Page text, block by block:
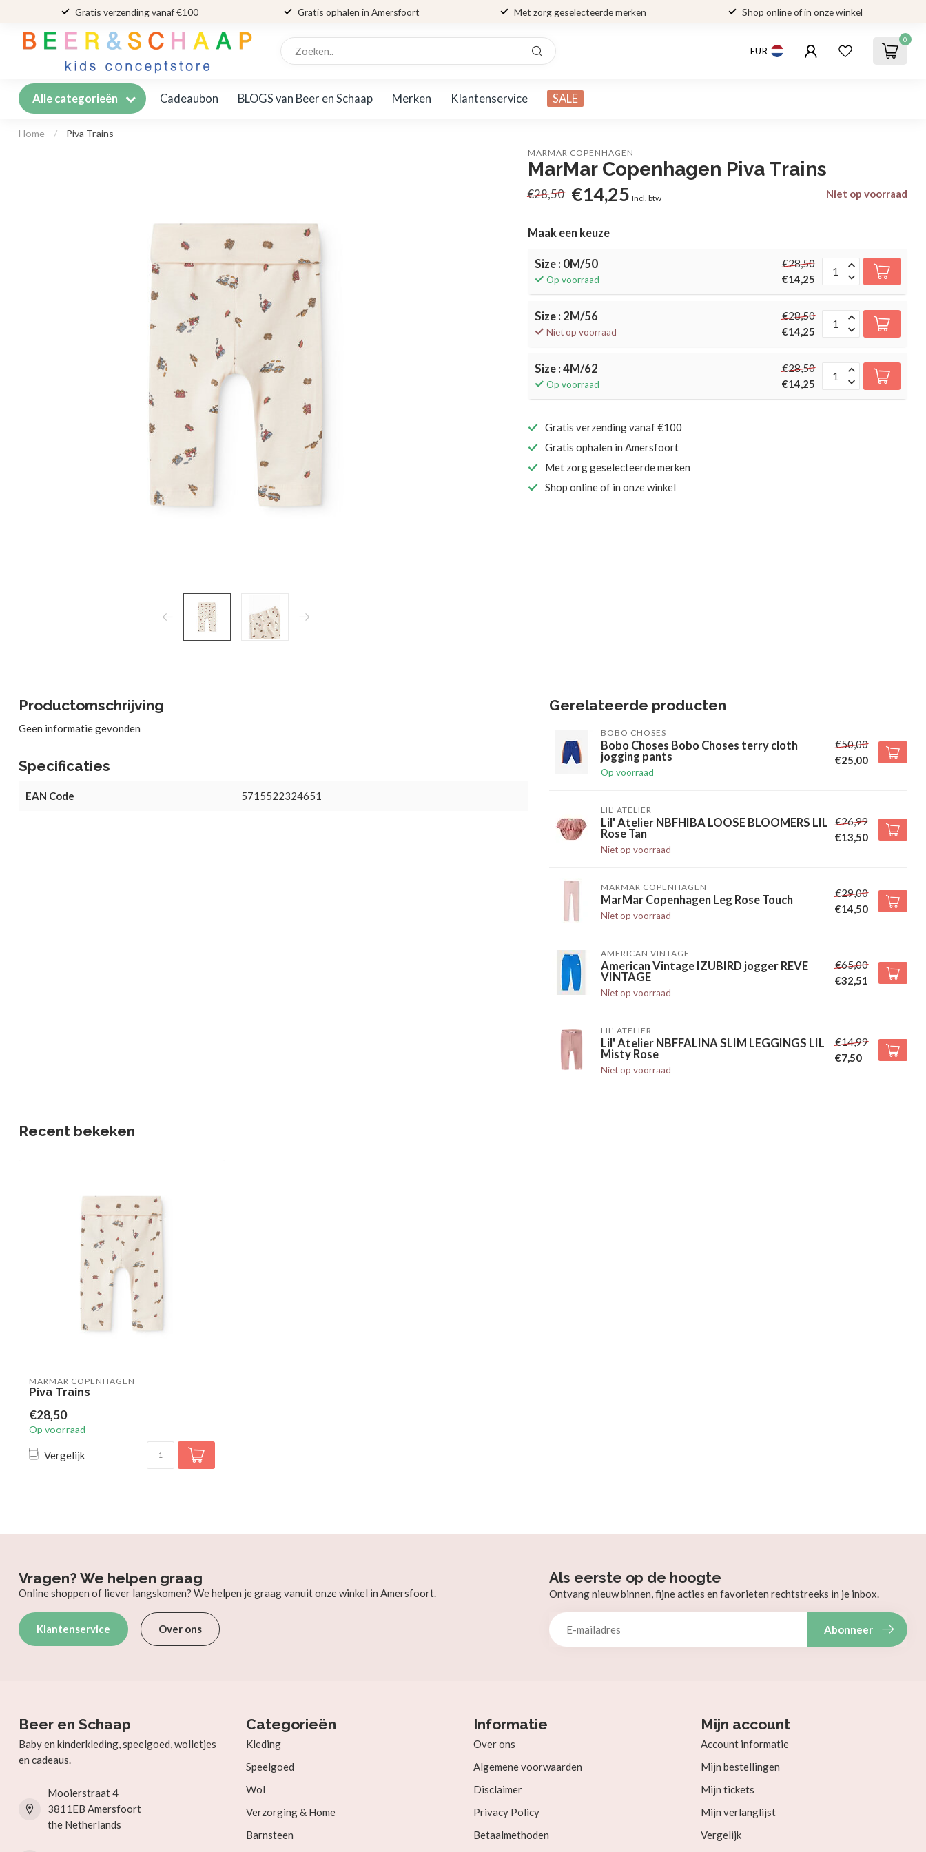
Gratis verzending vanaf €100 Gratis ophalen in Amersfoort Met zorg geselecteerde merken Shop online of in onze winkel
EUR
0
Alle categorieën Cadeaubon BLOGS van Beer en Schaap Merken Klantenservice SALE
Home / Piva Trains
MARMAR COPENHAGEN
MarMar Copenhagen Piva Trains
€28,50 €14,25 Incl. btw Niet op voorraad
Maak een keuze
Size : 0M/50
Op voorraad
€28,50
€14,25
Size : 2M/56
Niet op voorraad
€28,50
€14,25
Size : 4M/62
Op voorraad
€28,50
€14,25
Gratis verzending vanaf €100
Gratis ophalen in Amersfoort
Met zorg geselecteerde merken
Shop online of in onze winkel
Productomschrijving
Geen informatie gevonden
Specificaties
EAN Code 5715522324651
Gerelateerde producten
BOBO CHOSES
Bobo Choses Bobo Choses terry cloth
jogging pants
Op voorraad
€50,00
€25,00
LIL' ATELIER
Lil' Atelier NBFHIBA LOOSE BLOOMERS LIL
Rose Tan
Niet op voorraad
€26,99
€13,50
MARMAR COPENHAGEN
MarMar Copenhagen Leg Rose Touch
Niet op voorraad
€29,00
€14,50
AMERICAN VINTAGE
American Vintage IZUBIRD jogger REVE
VINTAGE
Niet op voorraad
€65,00
€32,51
LIL' ATELIER
Lil' Atelier NBFFALINA SLIM LEGGINGS LIL
Misty Rose
Niet op voorraad
€14,99
€7,50
Recent bekeken
MARMAR COPENHAGEN
Piva Trains
€28,50
Op voorraad
Vergelijk
Vragen? We helpen graag
Online shoppen of liever langskomen? We helpen je graag vanuit onze winkel in Amersfoort.
Klantenservice Over ons
Als eerste op de hoogte
Ontvang nieuw binnen, fijne acties en favorieten rechtstreeks in je inbox.
Abonneer
Beer en Schaap
Baby en kinderkleding, speelgoed, wolletjes
en cadeaus.
Mooierstraat 4
3811EB Amersfoort
the Netherlands
Categorieën
Kleding
Speelgoed
Wol
Verzorging & Home
Barnsteen
Informatie
Over ons
Algemene voorwaarden
Disclaimer
Privacy Policy
Betaalmethoden
Mijn account
Account informatie
Mijn bestellingen
Mijn tickets
Mijn verlanglijst
Vergelijk